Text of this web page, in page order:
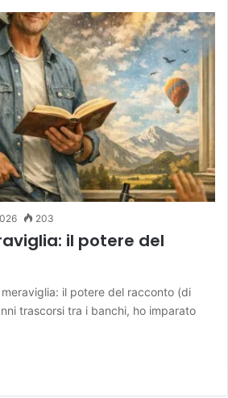
203
il potere del
il potere del racconto (di
trascorsi tra i banchi, ho imparato